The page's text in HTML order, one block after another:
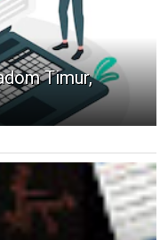
Timur,